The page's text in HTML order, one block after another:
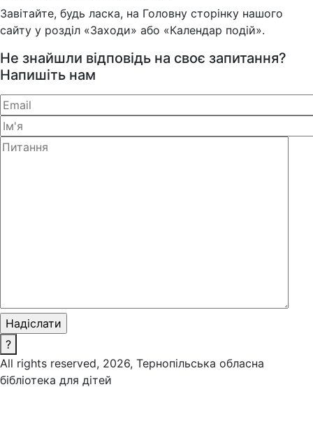
Завітайте, будь ласка, на Головну сторінку нашого
сайту у розділ «Заходи» або «Календар подій».
Не знайшли відповідь на своє запитання?
Напишіть нам
?
All rights reserved, 2026, Тернопільська обласна
бібліотека для дітей